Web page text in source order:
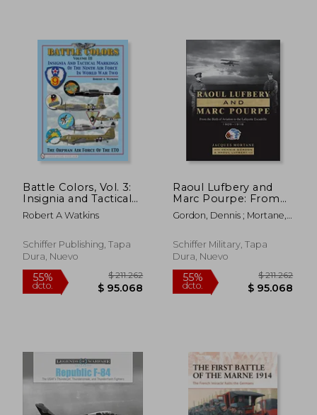
45%
dcto. $ 88.451
45%
dcto.
Battle Colors, Vol. 3:
Insignia and Tactical
Markings of the Ninth
Air Force in World
Robert A Watkins
Schiffer Publishing, Tapa
Dura, Nuevo
Raoul Lufbery and
Marc Pourpe: From
the Birth of Aviation
to the Lafayette
(en Inglés)
Gordon, Dennis ; Mortane,
Schiffer Military, Tapa
Dura, Nuevo